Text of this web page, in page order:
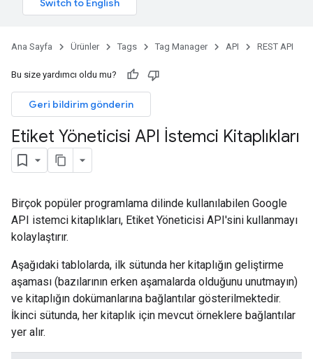
Ana Sayfa Ürünler Tags Tag Manager API REST API
Bu size yardımcı oldu mu?
Geri bildirim gönderin
Etiket Yöneticisi API İstemci Kitaplıkları
Birçok popüler programlama dilinde kullanılabilen Google
API istemci kitaplıkları, Etiket Yöneticisi API'sini kullanmayı
kolaylaştırır.
Aşağıdaki tablolarda, ilk sütunda her kitaplığın geliştirme
aşaması (bazılarının erken aşamalarda olduğunu unutmayın)
ve kitaplığın dokümanlarına bağlantılar gösterilmektedir.
İkinci sütunda, her kitaplık için mevcut örneklere bağlantılar
yer alır.